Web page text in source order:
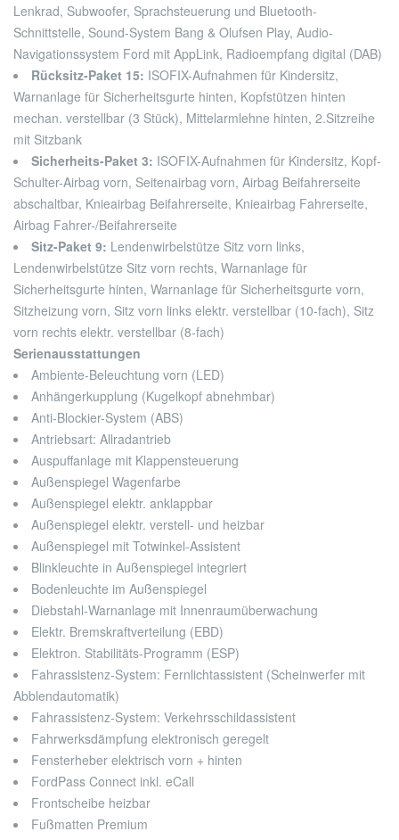
Lenkrad, Subwoofer, Sprachsteuerung und Bluetooth-
Schnittstelle, Sound-System Bang & Olufsen Play, Audio-
Navigationssystem Ford mit AppLink, Radioempfang digital (DAB)
Rücksitz-Paket 15: ISOFIX-Aufnahmen für Kindersitz,
Warnanlage für Sicherheitsgurte hinten, Kopfstützen hinten
mechan. verstellbar (3 Stück), Mittelarmlehne hinten, 2.Sitzreihe
mit Sitzbank
Sicherheits-Paket 3: ISOFIX-Aufnahmen für Kindersitz, Kopf-
Schulter-Airbag vorn, Seitenairbag vorn, Airbag Beifahrerseite
abschaltbar, Knieairbag Beifahrerseite, Knieairbag Fahrerseite,
Airbag Fahrer-/Beifahrerseite
Sitz-Paket 9: Lendenwirbelstütze Sitz vorn links,
Lendenwirbelstütze Sitz vorn rechts, Warnanlage für
Sicherheitsgurte hinten, Warnanlage für Sicherheitsgurte vorn,
Sitzheizung vorn, Sitz vorn links elektr. verstellbar (10-fach), Sitz
vorn rechts elektr. verstellbar (8-fach)
Serienausstattungen
Ambiente-Beleuchtung vorn (LED)
Anhängerkupplung (Kugelkopf abnehmbar)
Anti-Blockier-System (ABS)
Antriebsart: Allradantrieb
Auspuffanlage mit Klappensteuerung
Außenspiegel Wagenfarbe
Außenspiegel elektr. anklappbar
Außenspiegel elektr. verstell- und heizbar
Außenspiegel mit Totwinkel-Assistent
Blinkleuchte in Außenspiegel integriert
Bodenleuchte im Außenspiegel
Diebstahl-Warnanlage mit Innenraumüberwachung
Elektr. Bremskraftverteilung (EBD)
Elektron. Stabilitäts-Programm (ESP)
Fahrassistenz-System: Fernlichtassistent (Scheinwerfer mit
Abblendautomatik)
Fahrassistenz-System: Verkehrsschildassistent
Fahrwerksdämpfung elektronisch geregelt
Fensterheber elektrisch vorn + hinten
FordPass Connect inkl. eCall
Frontscheibe heizbar
Fußmatten Premium